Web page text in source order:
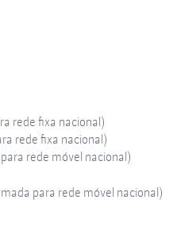
rede fixa nacional)
rede fixa nacional)
rede móvel nacional)
para rede móvel nacional)